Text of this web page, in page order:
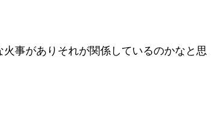
事がありそれが関係しているのかなと思